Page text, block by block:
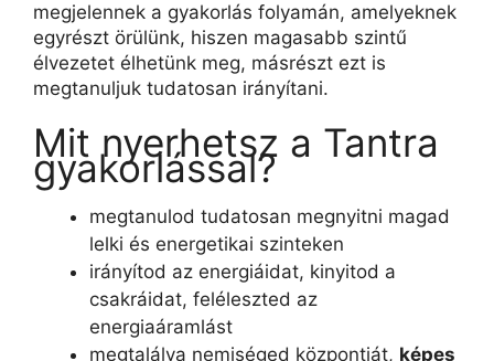
megjelennek a gyakorlás folyamán, amelyeknek
egyrészt örülünk, hiszen magasabb szintű
élvezetet élhetünk meg, másrészt ezt is
megtanuljuk tudatosan irányítani.
Mit nyerhetsz a Tantra
gyakorlással?
megtanulod tudatosan megnyitni magad
lelki és energetikai szinteken
irányítod az energiáidat, kinyitod a
csakráidat, feléleszted az
energiaáramlást
megtalálva nemiséged központját, képes